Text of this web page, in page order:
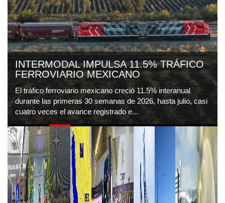
INTERMODAL IMPULSA 11.5% TRÁFICO
FERROVIARIO MEXICANO
El tráfico ferroviario mexicano creció 11.5% interanual
durante las primeras 30 semanas de 2026, hasta julio, casi
cuatro veces el avance registrado e...